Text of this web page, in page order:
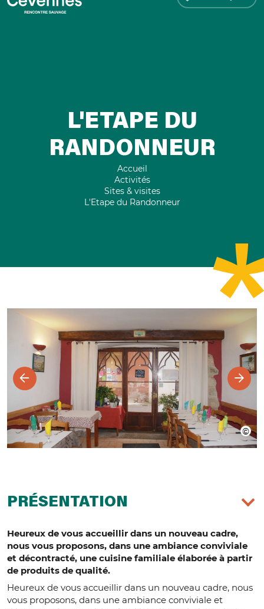
L'ETAPE DU
RANDONNEUR
Accueil
Activités
Sites & visites
L'Etape du Randonneur
PRÉSENTATION
Heureux de vous accueillir dans un nouveau cadre,
nous vous proposons, dans une ambiance conviviale
et décontracté, une cuisine familiale élaborée à partir
de produits de qualité.
Heureux de vous accueillir dans un nouveau cadre, nous
vous proposons, dans une ambiance conviviale et